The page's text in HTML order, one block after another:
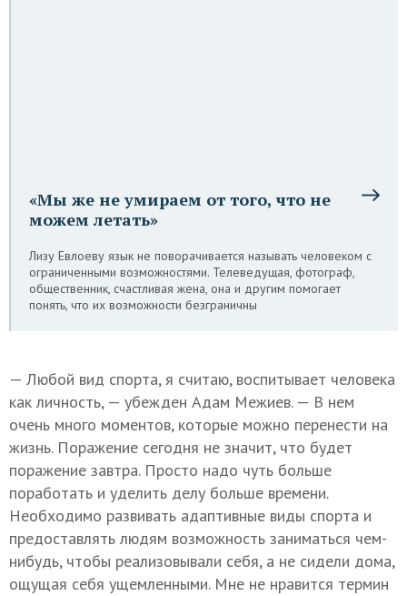
«Мы же не умираем от того, что не
можем летать»
Лизу Евлоеву язык не поворачивается называть человеком с
ограниченными возможностями. Телеведущая, фотограф,
общественник, счастливая жена, она и другим помогает
понять, что их возможности безграничны
— Любой вид спорта, я считаю, воспитывает человека
как личность, — убежден Адам Межиев. — В нем
очень много моментов, которые можно перенести на
жизнь. Поражение сегодня не значит, что будет
поражение завтра. Просто надо чуть больше
поработать и уделить делу больше времени.
Необходимо развивать адаптивные виды спорта и
предоставлять людям возможность заниматься чем-
нибудь, чтобы реализовывали себя, а не сидели дома,
ощущая себя ущемленными. Мне не нравится термин